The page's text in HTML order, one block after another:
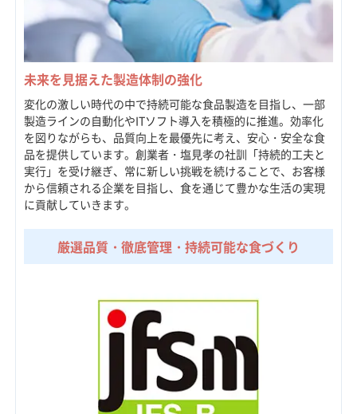
未来を見据えた製造体制の強化
変化の激しい時代の中で持続可能な食品製造を目指し、一部
製造ラインの自動化やITソフト導入を積極的に推進。効率化
を図りながらも、品質向上を最優先に考え、安心・安全な食
品を提供しています。創業者・塩見孝の社訓「持続的工夫と
実行」を受け継ぎ、常に新しい挑戦を続けることで、お客様
から信頼される企業を目指し、食を通じて豊かな生活の実現
に貢献していきます。
厳選品質・徹底管理・持続可能な食づくり